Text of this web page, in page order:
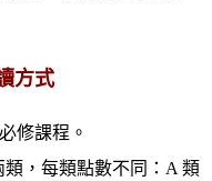
方式
修課程。
，每類點數不同：A 類